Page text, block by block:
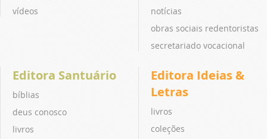
vídeos
notícias
obras sociais redentoristas
secretariado vocacional
Editora Santuário
bíblias
deus conosco
livros
Editora Ideias &
Letras
livros
coleções